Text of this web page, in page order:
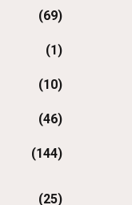
(69)
(1)
(10)
(46)
(144)
(25)